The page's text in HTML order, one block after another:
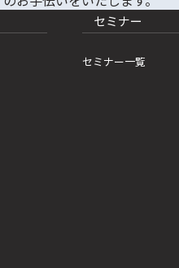
セミナー
セミナー一覧